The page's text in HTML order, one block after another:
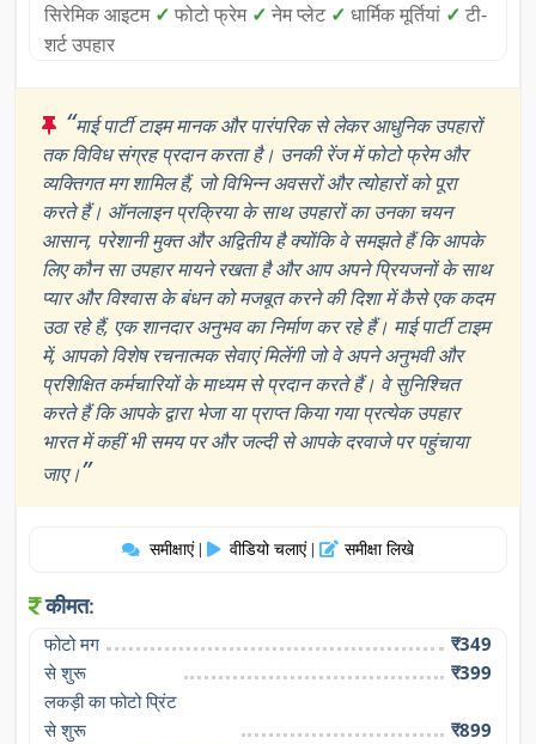
सिरेमिक आइटम ✓ फोटो फ्रेम ✓ नेम प्लेट ✓ धार्मिक मूर्तियां ✓ टी-
शर्ट उपहार
“माई पार्टी टाइम मानक और पारंपरिक से लेकर आधुनिक उपहारों
तक विविध संग्रह प्रदान करता है। उनकी रेंज में फोटो फ्रेम और
व्यक्तिगत मग शामिल हैं, जो विभिन्न अवसरों और त्योहारों को पूरा
करते हैं। ऑनलाइन प्रक्रिया के साथ उपहारों का उनका चयन
आसान, परेशानी मुक्त और अद्वितीय है क्योंकि वे समझते हैं कि आपके
लिए कौन सा उपहार मायने रखता है और आप अपने प्रियजनों के साथ
प्यार और विश्वास के बंधन को मजबूत करने की दिशा में कैसे एक कदम
उठा रहे हैं, एक शानदार अनुभव का निर्माण कर रहे हैं। माई पार्टी टाइम
में, आपको विशेष रचनात्मक सेवाएं मिलेंगी जो वे अपने अनुभवी और
प्रशिक्षित कर्मचारियों के माध्यम से प्रदान करते हैं। वे सुनिश्चित
करते हैं कि आपके द्वारा भेजा या प्राप्त किया गया प्रत्येक उपहार
भारत में कहीं भी समय पर और जल्दी से आपके दरवाजे पर पहुंचाया
जाए।”
समीक्षाएं | वीडियो चलाएं | समीक्षा लिखे
कीमत:
फोटो मग
₹349
से शुरू
लकड़ी का फोटो प्रिंट
₹399
से शुरू
₹899